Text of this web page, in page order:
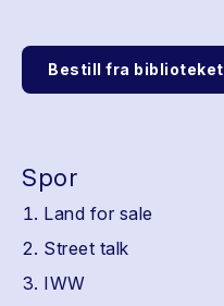
Bestill fra biblioteket
Spor
Land for sale
Street talk
IWW